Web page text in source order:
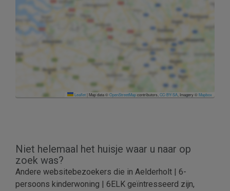
Leaflet|Map data ©OpenStreetMapcontributors,CC-BY-SA, Imagery ©Mapbox
Niet helemaal het huisje waar u naar op
zoek was?
Andere websitebezoekers die in Aelderholt | 6-
persoons kinderwoning | 6ELK geïntresseerd zijn,